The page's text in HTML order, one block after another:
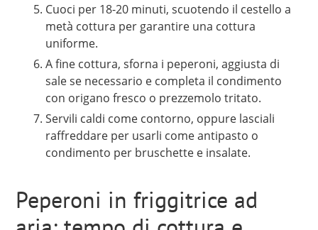
Cuoci per 18-20 minuti, scuotendo il cestello a
metà cottura per garantire una cottura
uniforme.
A fine cottura, sforna i peperoni, aggiusta di
sale se necessario e completa il condimento
con origano fresco o prezzemolo tritato.
Servili caldi come contorno, oppure lasciali
raffreddare per usarli come antipasto o
condimento per bruschette e insalate.
Peperoni in friggitrice ad